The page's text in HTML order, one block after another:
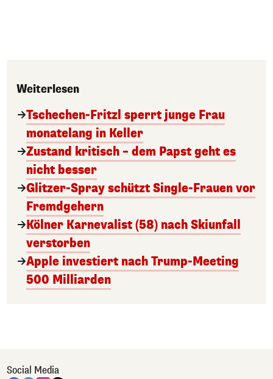
Weiterlesen
Tschechen-Fritzl sperrt junge Frau
monatelang in Keller
Zustand kritisch – dem Papst geht es
nicht besser
Glitzer-Spray schützt Single-Frauen vor
Fremdgehern
Kölner Karnevalist (58) nach Skiunfall
verstorben
Apple investiert nach Trump-Meeting
500 Milliarden
Social Media